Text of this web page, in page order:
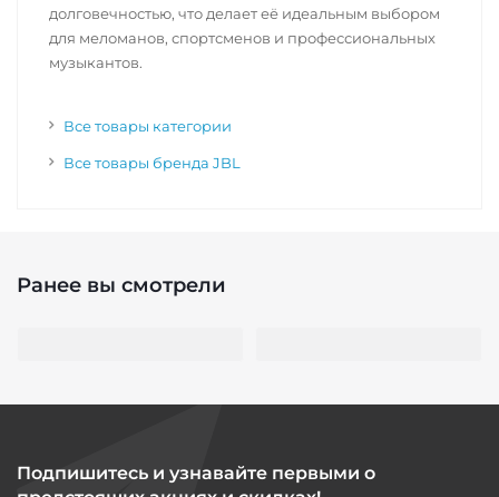
долговечностью, что делает её идеальным выбором
для меломанов, спортсменов и профессиональных
музыкантов.
Все товары категории
Все товары бренда JBL
Ранее вы смотрели
Подпишитесь и узнавайте первыми о